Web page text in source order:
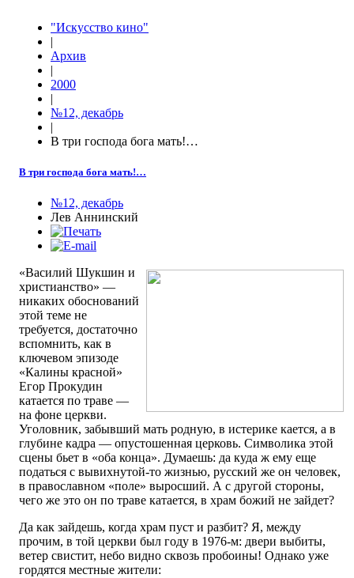
"Искусство кино"
|
Архив
|
2000
|
№12, декабрь
|
В три господа бога мать!…
В три господа бога мать!…
№12, декабрь
Лев Аннинский
«Василий Шукшин и
христианство» —
никаких обоснований
этой теме не
требуется, достаточно
вспомнить, как в
ключевом эпизоде
«Калины красной»
Егор Прокудин
катается по траве —
на фоне церкви.
Уголовник, забывший мать родную, в истерике кается, а в
глубине кадра — опустошенная церковь. Символика этой
сцены бьет в «оба конца». Думаешь: да куда ж ему еще
податься с вывихнутой-то жизнью, русский же он человек,
в православном «поле» выросший. А с другой стороны,
чего же это он по траве катается, в храм божий не зайдет?
Да как зайдешь, когда храм пуст и разбит? Я, между
прочим, в той церкви был году в 1976-м: двери выбиты,
ветер свистит, небо видно сквозь пробоины! Однако уже
гордятся местные жители: